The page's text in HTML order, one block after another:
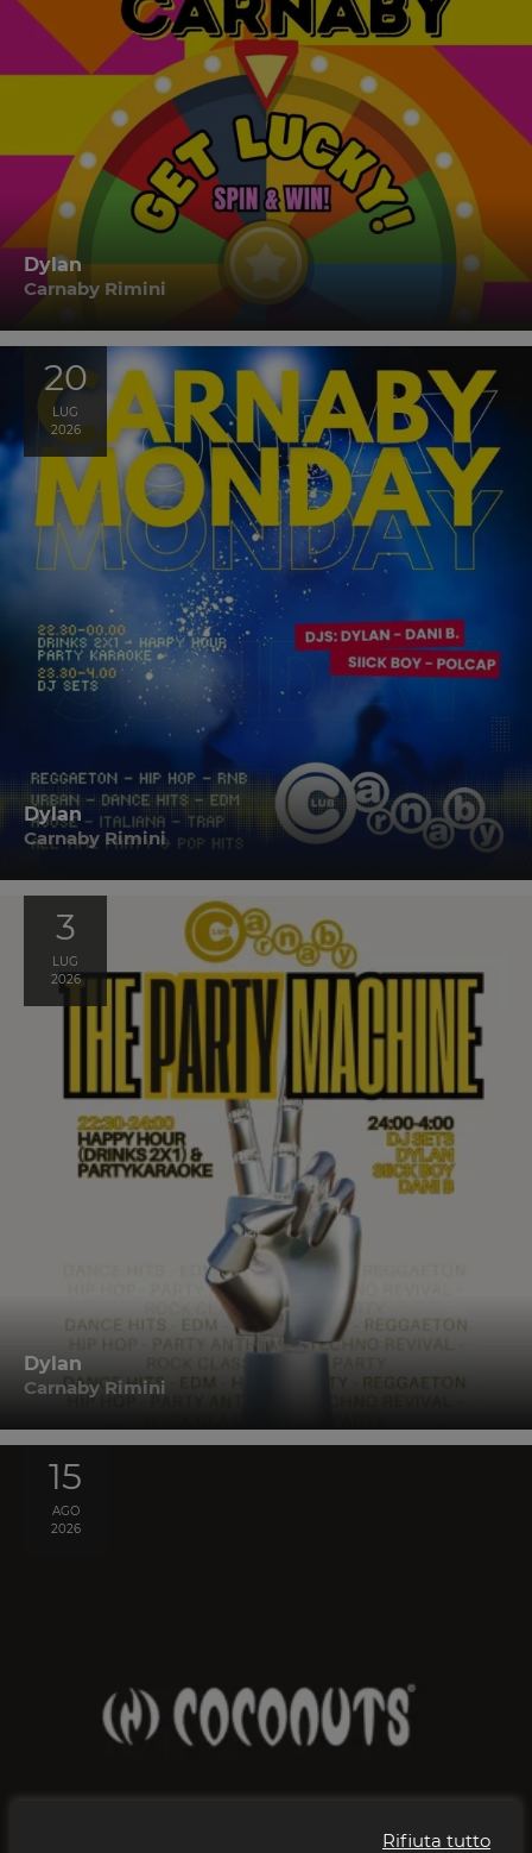
Dylan
Carnaby Rimini
20
LUG
2026
Dylan
Carnaby Rimini
3
LUG
2026
Dylan
Carnaby Rimini
15
AGO
2026
Rifiuta tutto